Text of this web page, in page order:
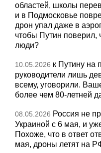
областей, школы
и в Подмосковье
дрон упал даже в
чтобы Путин поверил,
люди?
10.05.2026 к Путину на
руководители лишь
всему, уговорили.
более чем 80-летней
08.05.2026 Россия не
Украиной с 6 мая, и
Похоже, что в ответ
мая, дроны летят на